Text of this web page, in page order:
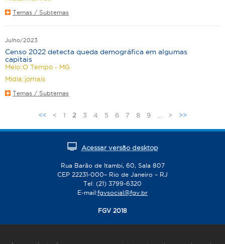
Temas / Subtemas
Julho/2023
Censo 2022 detecta queda demográfica em algumas
capitais
Meio:O Tempo - MG
Mídia: jornais
Temas / Subtemas
á
<< < 1 2 3 4 5 6 7 8 9 > >>
Acessar versão desktop
Rua Barão de Itambi, 60, Sala 807
CEP 22231-000– Rio de Janeiro – RJ
Tel: (21) 3799-6320
E-mail:fgvsocial@fgv.br
FGV 2018